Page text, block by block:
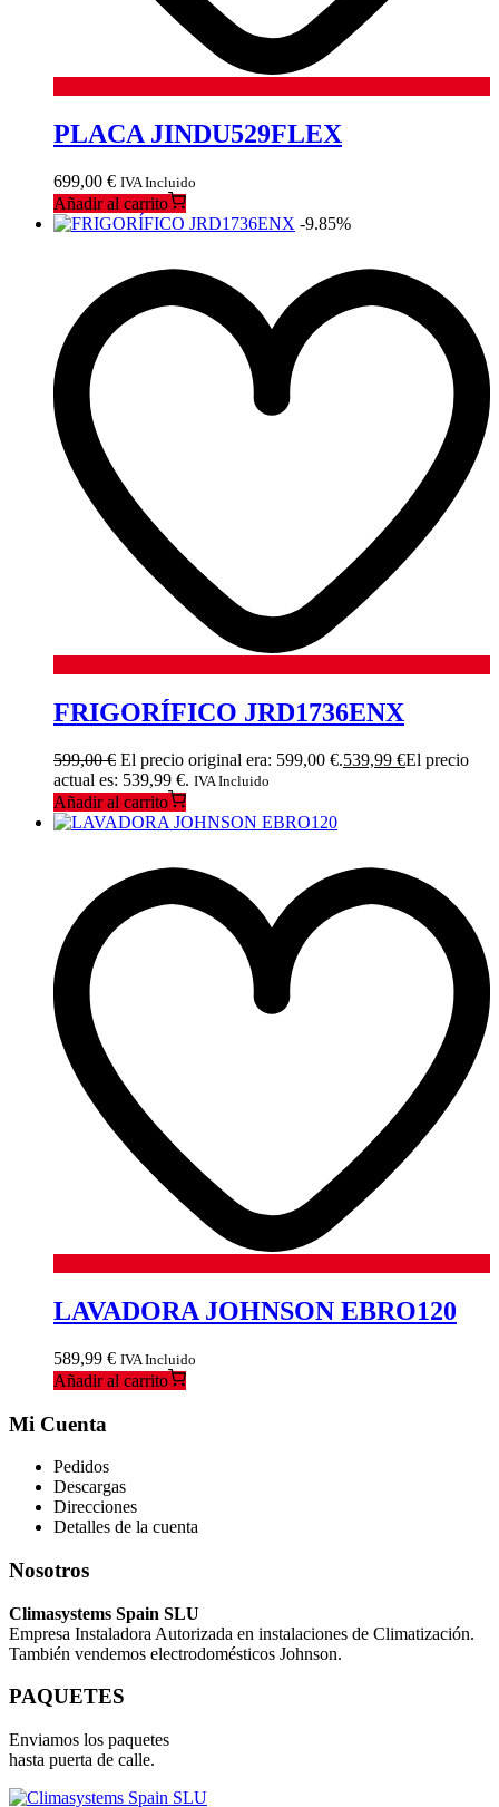
PLACA JINDU529FLEX
699,00 € IVA Incluido
Añadir al carrito
-9.85%
FRIGORÍFICO JRD1736ENX
599,00€ El precio original era: 599,00 €.539,99 €El precio
actual es: 539,99 €. IVA Incluido
Añadir al carrito
LAVADORA JOHNSON EBRO120
589,99 € IVA Incluido
Añadir al carrito
Mi Cuenta
Pedidos
Descargas
Direcciones
Detalles de la cuenta
Nosotros
Climasystems Spain SLU
Empresa Instaladora Autorizada en instalaciones de Climatización.
También vendemos electrodomésticos Johnson.
PAQUETES
Enviamos los paquetes
hasta puerta de calle.